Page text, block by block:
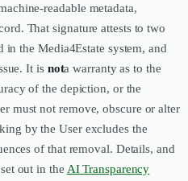
readable metadata,
That signature attests to two
the Media4Estate system, and
It isnota warranty as to the
of the depiction, or the
must not remove, obscure or alter
by the User excludes the
of that removal. Details, and
out in the AI Transparency